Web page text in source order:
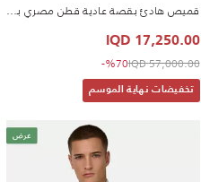
قميص هادئ بقصة عادية قطن مصري بني
17,250.00 IQD
Price reduced from
57,000.00 IQD
to 17,250.00 IQD
%70-
تخفيضات نهاية الموسم